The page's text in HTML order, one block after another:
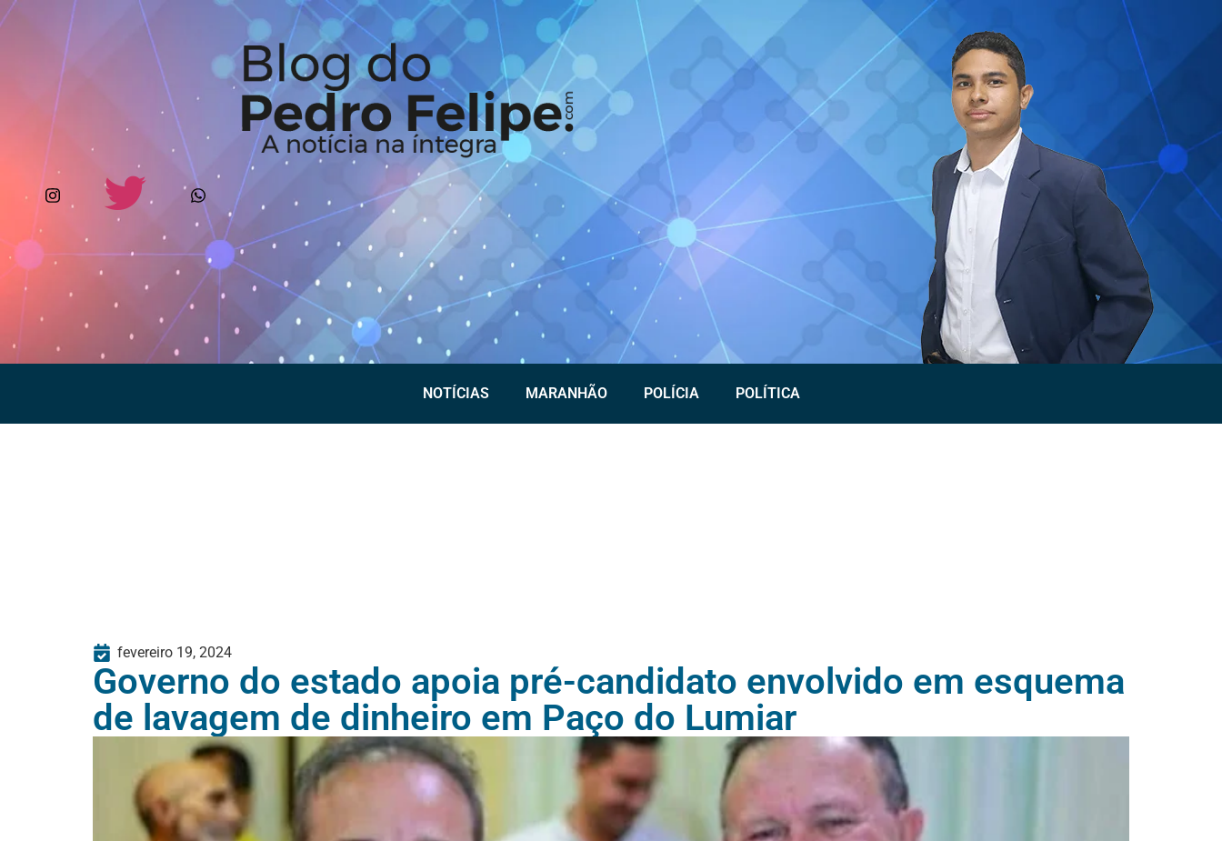
NOTÍCIAS MARANHÃO POLÍCIA POLÍTICA
fevereiro 19, 2024
Governo do estado apoia pré-candidato envolvido em esquema
de lavagem de dinheiro em Paço do Lumiar